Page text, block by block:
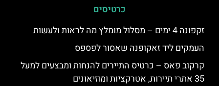
כרטיסים
זקפונה 4 ימים – מסלול מומלץ מה לראות ולעשות
העמקים ליד זאקופנה שאסור לפספס
קרקוב פאס – כרטיס התיירים להנחות ומבצעים למעל
35 אתרי תיירות, אטרקציות ומוזיאונים